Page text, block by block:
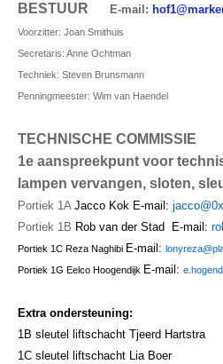
Nieuwsbrieven
Hof 1
Bestuur en Commissies
Leesinformatie
Hof 2
Bestuur en informatie
Stadsvilla A
Stadsvilla B
BESTUUR E-mail:
Voorzitter: Joan Smithuis
Secretaris: Anne Ochtman
Techniek: Steven Brunsmann
Penningmeester: Wim van Haendel
TECHNISCHE COMMISSIE
1e aanspreekpunt voor
lampen vervangen, sloten,
Portiek 1A Jacco Kok E-mail:
Portiek 1B Rob van der Stad E-mail:
Portiek 1C Reza Naghibi E-mail:
Portiek 1G Eelco Hoogendijk E-mail:
Extra ondersteuning:
1B s leutel liftschacht Tjeerd Hartstra
1C sleutel liftschacht Lia Boer